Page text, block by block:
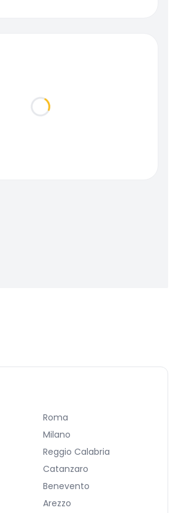
Loading...
Roma
Milano
Reggio Calabria
Catanzaro
Benevento
Arezzo